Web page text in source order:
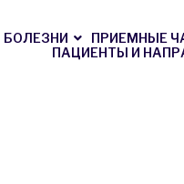
БОЛЕЗНИ ПРИЕМНЫЕ
ПАЦИЕНТЫ И